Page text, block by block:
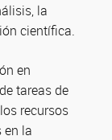
la
científica.
en
tareas de
recursos
en la